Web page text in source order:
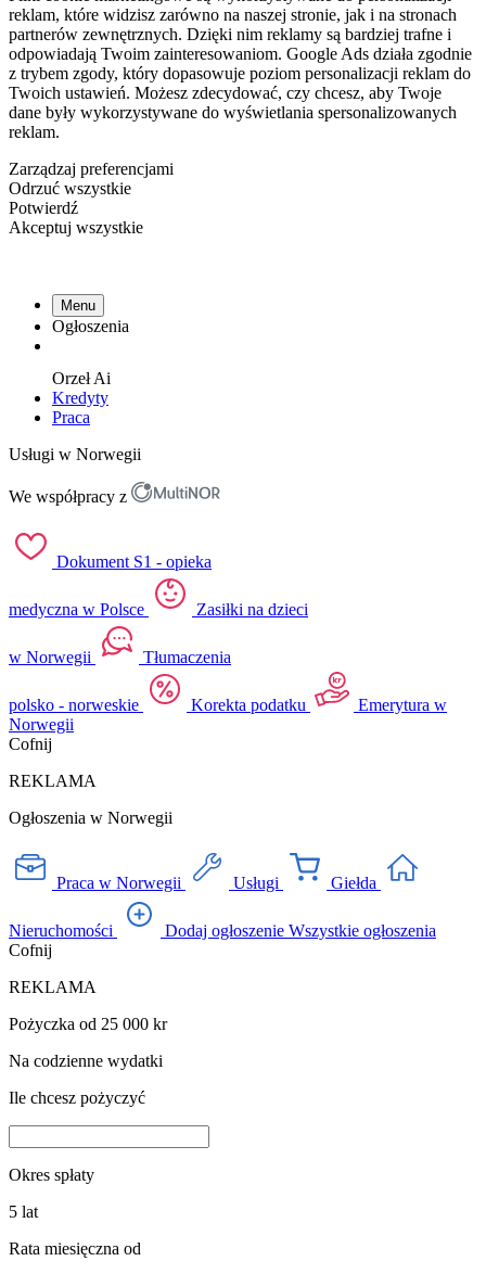
reklam, które widzisz zarówno na naszej stronie, jak i na stronach
partnerów zewnętrznych. Dzięki nim reklamy są bardziej trafne i
odpowiadają Twoim zainteresowaniom. Google Ads działa zgodnie
z trybem zgody, który dopasowuje poziom personalizacji reklam do
Twoich ustawień. Możesz zdecydować, czy chcesz, aby Twoje
dane były wykorzystywane do wyświetlania spersonalizowanych
reklam.
Zarządzaj preferencjami
Odrzuć wszystkie
Potwierdź
Akceptuj wszystkie
Menu
Ogłoszenia
OrzełAi
Kredyty
Praca
Usługi w Norwegii
We współpracy z
Dokument S1 - opieka
medyczna w Polsce Zasiłki na dzieci
w Norwegii Tłumaczenia
polsko - norweskie Korekta podatku
Emerytura w
Norwegii
Cofnij
REKLAMA
Ogłoszenia w Norwegii
Praca w Norwegii Usługi Giełda
Nieruchomości Dodaj ogłoszenie Wszystkie ogłoszenia
Cofnij
REKLAMA
Pożyczka od 25 000 kr
Na codzienne wydatki
Ile chcesz pożyczyć
Okres spłaty
5 lat
Rata miesięczna od